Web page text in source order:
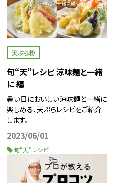
天ぷら粉
旬“天”レシピ 涼味麺と一緒
に 編
暑い日においしい涼味麺と一緒に
楽しめる、天ぷらレシピをご紹介
します。
2023/06/01
旬“天”レシピ